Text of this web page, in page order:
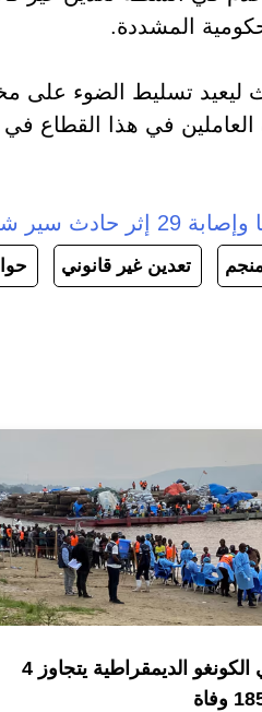
المشددة.
ليعيد تسليط الضوء على
في هذا القطاع
منجم تعدين غير قانوني
تفشي إيبولا في الكونغو الديمقراطية يتجاوز 4